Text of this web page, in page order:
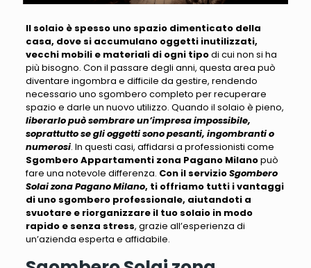
Il solaio è spesso uno spazio dimenticato della
casa, dove si accumulano oggetti inutilizzati,
vecchi mobili e materiali di ogni tipodi cui non si ha
più bisogno. Con il passare degli anni, questa area può
diventare ingombra e difficile da gestire, rendendo
necessario uno sgombero completo per recuperare
spazio e darle un nuovo utilizzo. Quando il solaio è pieno,
liberarlo può sembrare un’impresa impossibile,
soprattutto se gli oggetti sono pesanti, ingombranti o
numerosi. In questi casi, affidarsi a professionisti come
Sgombero Appartamenti zona Pagano Milanopuò
fare una notevole differenza. Con il servizioSgombero
Solai zona Pagano Milano, ti offriamo tutti i vantaggi
di uno sgombero professionale, aiutandoti a
svuotare e riorganizzare il tuo solaio in modo
rapido e senza stress, grazie all’esperienza di
un’azienda esperta e affidabile.